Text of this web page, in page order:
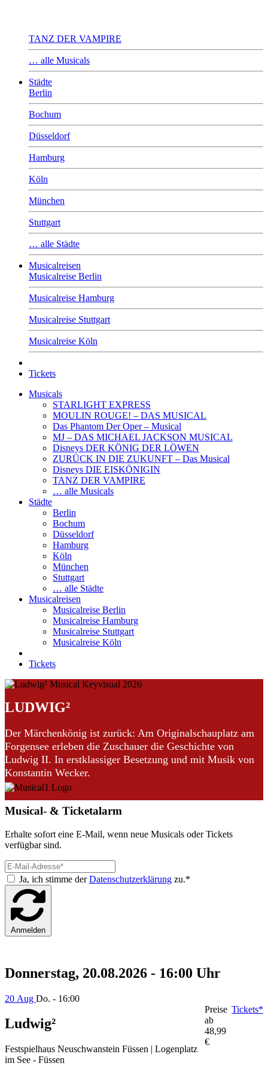
TANZ DER VAMPIRE
… alle Musicals
Städte
Berlin
Bochum
Düsseldorf
Hamburg
Köln
München
Stuttgart
… alle Städte
Musicalreisen
Musicalreise Berlin
Musicalreise Hamburg
Musicalreise Stuttgart
Musicalreise Köln
Tickets
Musicals
STARLIGHT EXPRESS
MOULIN ROUGE! – DAS MUSICAL
Das Phantom Der Oper – Musical
MJ – DAS MICHAEL JACKSON MUSICAL
Disneys DER KÖNIG DER LÖWEN
ZURÜCK IN DIE ZUKUNFT – Das Musical
Disneys DIE EISKÖNIGIN
TANZ DER VAMPIRE
… alle Musicals
Städte
Berlin
Bochum
Düsseldorf
Hamburg
Köln
München
Stuttgart
… alle Städte
Musicalreisen
Musicalreise Berlin
Musicalreise Hamburg
Musicalreise Stuttgart
Musicalreise Köln
Tickets
LUDWIG²
Der Märchenkönig ist zurück: Am Originalschauplatz am
Forgensee erleben die Zuschauer die Geschichte von
Ludwig II. In erstklassiger Besetzung und mit Musik von
Konstantin Wecker.
Musical- & Ticketalarm
Erhalte sofort eine E-Mail, wenn neue Musicals oder Tickets
verfügbar sind.
Ja, ich stimme derDatenschutzerklärung zu.*
Anmelden
Donnerstag, 20.08.2026 - 16:00 Uhr
20 Aug Do. - 16:00
Ludwig²
Festspielhaus Neuschwanstein Füssen | Logenplatz
im See - Füssen
Preise
ab
48,99
€
Tickets*